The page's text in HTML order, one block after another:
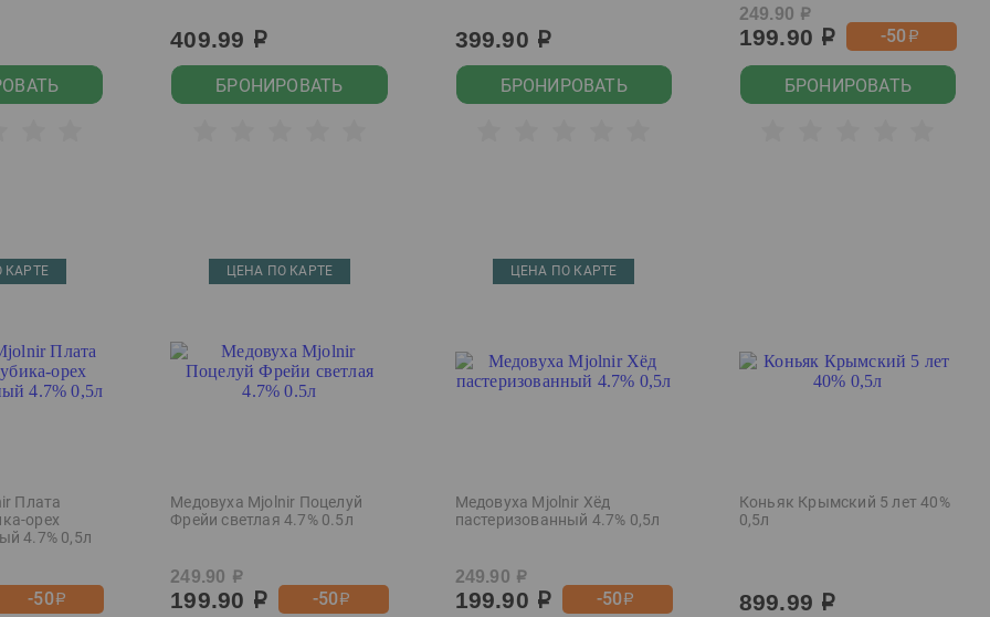
409.99 р
БРОНИРОВАТЬ
399.90 р
БРОНИРОВАТЬ
249.90 р
199.90 р -50р
БРОНИРОВАТЬ
КАРТЕ
Плата
орех
4.7% 0,5л
-50р
ЦЕНА ПО КАРТЕ
Медовуха Mjolnir Поцелуй
Фрейи светлая 4.7% 0.5л
249.90 р
199.90 р -50р
ЦЕНА ПО КАРТЕ
Медовуха Mjolnir Хёд
пастеризованный 4.7% 0,5л
249.90 р
199.90 р -50р
Коньяк Крымский 5 лет 40%
0,5л
899.99 р